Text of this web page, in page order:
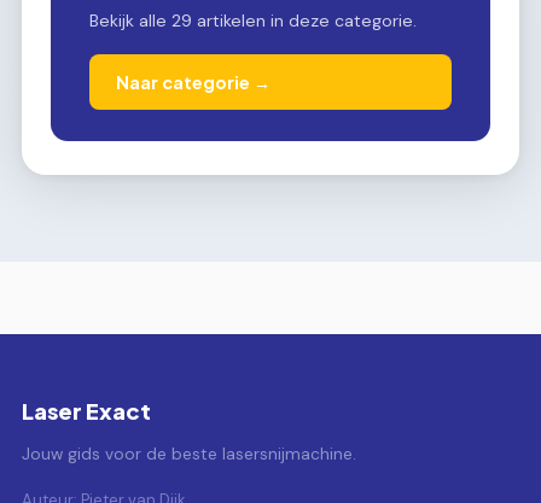
Bekijk alle 29 artikelen in deze categorie.
Naar categorie →
Laser Exact
Jouw gids voor de beste lasersnijmachine.